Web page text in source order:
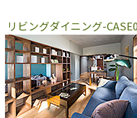
リビングダイニング-